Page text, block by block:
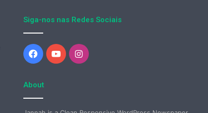
Siga-nos nas Redes Sociais
Facebook
YouTubeInstagram
About